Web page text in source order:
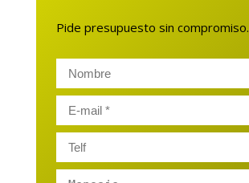
Pide presupuesto sin compromiso.